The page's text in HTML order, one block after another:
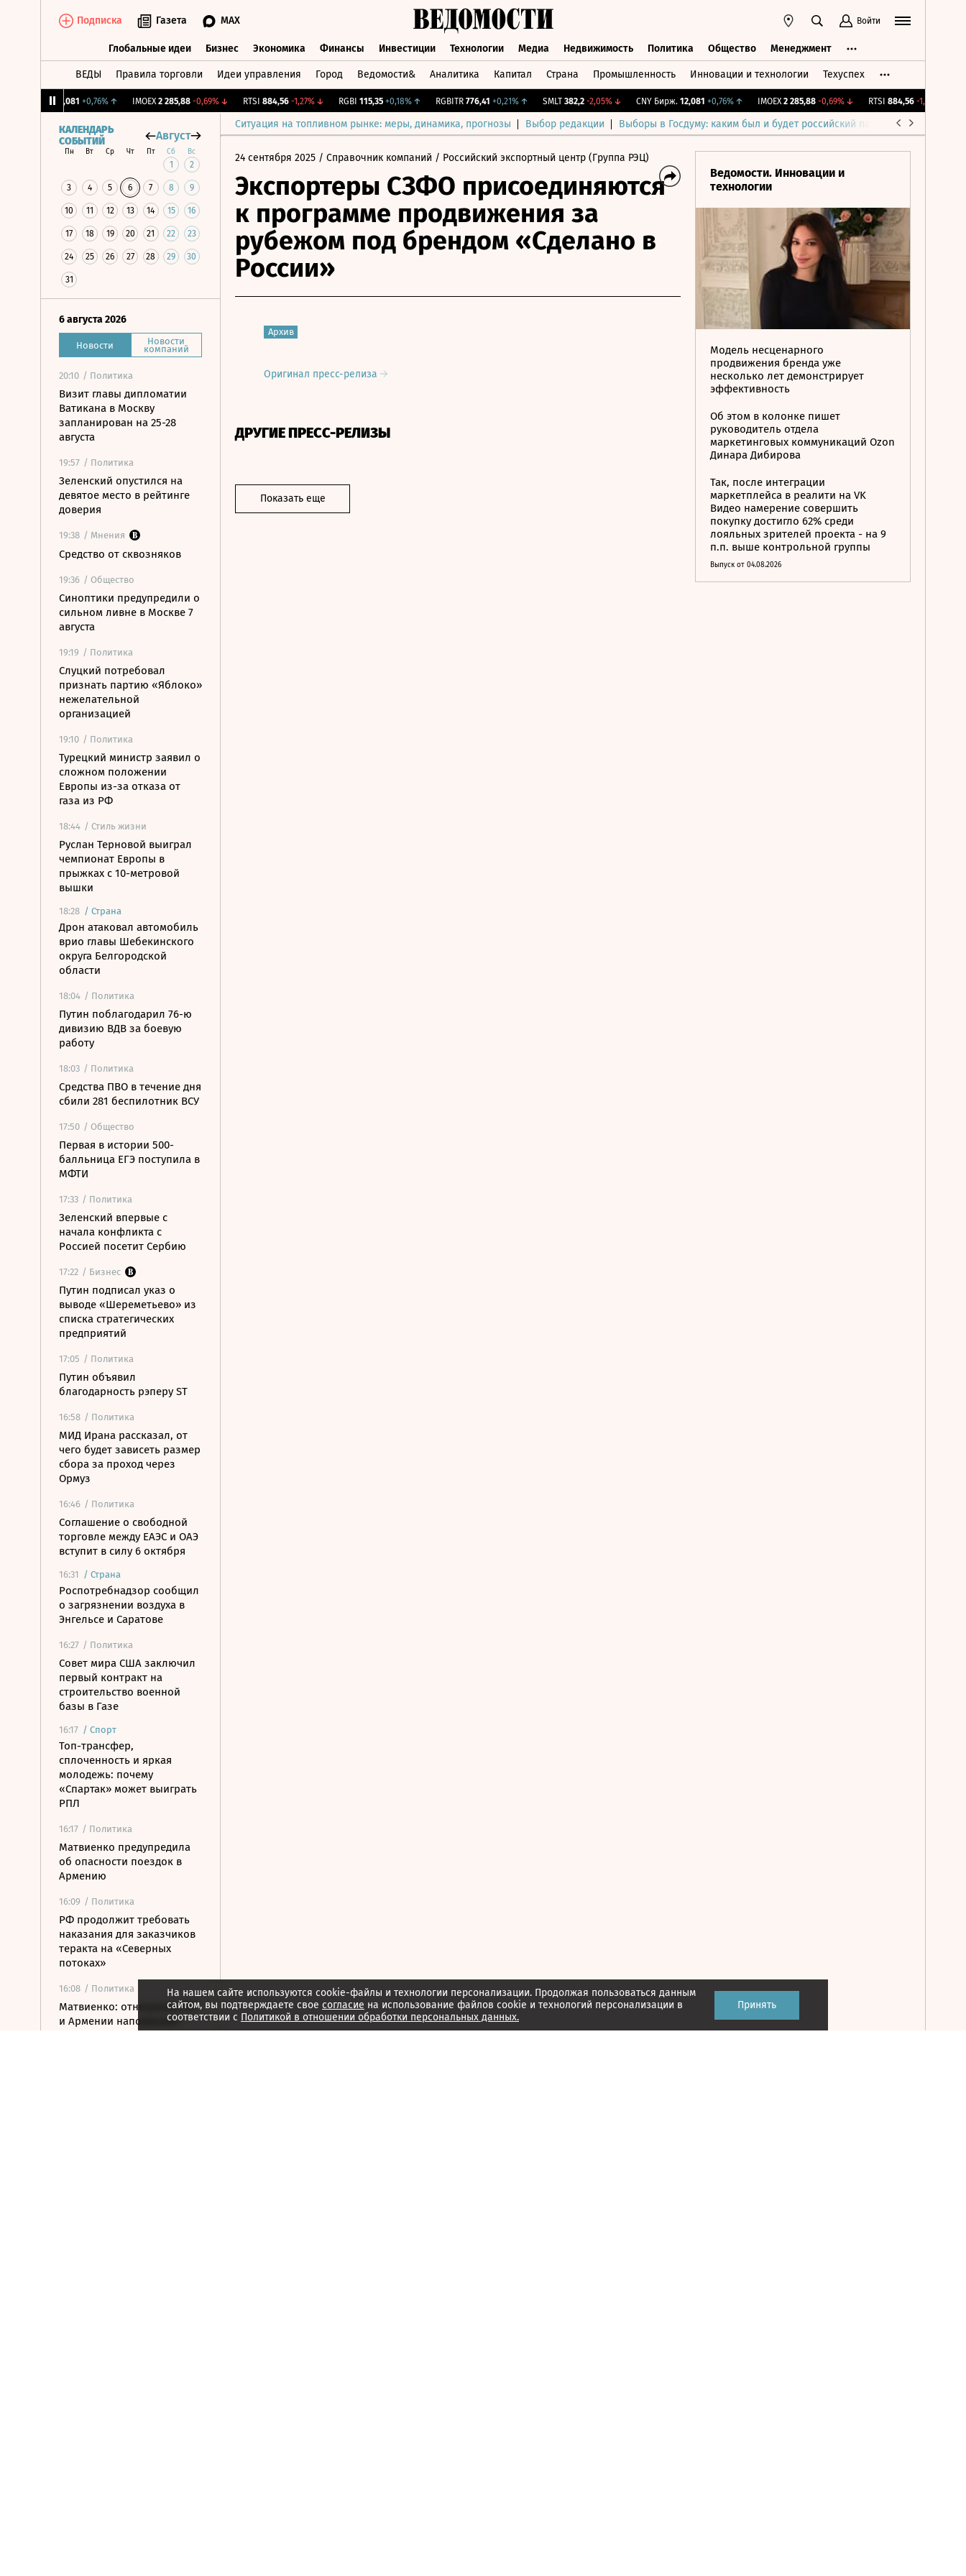
Подписка Газета MAX Войти
Глобальные идеи Бизнес Экономика Финансы Инвестиции Технологии Медиа Недвижимость Политика Общество Менеджмент
ВЕДЫ Правила торговли Идеи управления Город Ведомости& Аналитика Капитал Страна Промышленность Инновации и технологии Техуспех
12,081 +0,76%↑ IMOEX 2 285,88 -0,69%↓ RTSI 884,56 -1,27%↓ RGBI 115,35 +0,18%↑ RGBITR 776,41 +0,21%↑ SMLT 382,2 -2,05%↓ CNY Бирж. 12,081 +0,76%↑ IMOEX 2 285,88 -0,69%↓ RTSI 884,56 -1,27%
Ситуация на топливном рынке: меры, динамика, прогнозы Выбор редакции Выборы в Госдуму: каким был и будет российский парламент
КАЛЕНДАРЬ
СОБЫТИЙ
Август
Пн Вт Ср Чт Пт Сб Вс
1 2
3 4 5 6 7 8 9
10 11 12 13 14 15 16
17 18 19 20 21 22 23
24 25 26 27 28 29 30
31
6 августа 2026
Новости Новости
компаний
20:10 / Политика
Визит главы дипломатии
Ватикана в Москву
запланирован на 25-28
августа
19:57 / Политика
Зеленский опустился на
девятое место в рейтинге
доверия
19:38 / Мнения
Средство от сквозняков
19:36 / Общество
Синоптики предупредили о
сильном ливне в Москве 7
августа
19:19 / Политика
Слуцкий потребовал
признать партию «Яблоко»
нежелательной
организацией
19:10 / Политика
Турецкий министр заявил о
сложном положении
Европы из-за отказа от
газа из РФ
18:44 / Стиль жизни
Руслан Терновой выиграл
чемпионат Европы в
прыжках с 10-метровой
вышки
18:28 / Страна
Дрон атаковал автомобиль
врио главы Шебекинского
округа Белгородской
области
18:04 / Политика
Путин поблагодарил 76-ю
дивизию ВДВ за боевую
работу
18:03 / Политика
Средства ПВО в течение дня
сбили 281 беспилотник ВСУ
17:50 / Общество
Первая в истории 500-
балльница ЕГЭ поступила в
МФТИ
17:33 / Политика
Зеленский впервые с
начала конфликта с
Россией посетит Сербию
17:22 / Бизнес
Путин подписал указ о
выводе «Шереметьево» из
списка стратегических
предприятий
17:05 / Политика
Путин объявил
благодарность рэперу ST
16:58 / Политика
МИД Ирана рассказал, от
чего будет зависеть размер
сбора за проход через
Ормуз
16:46 / Политика
Соглашение о свободной
торговле между ЕАЭС и ОАЭ
вступит в силу 6 октября
16:31 / Страна
Роспотребнадзор сообщил
о загрязнении воздуха в
Энгельсе и Саратове
16:27 / Политика
Совет мира США заключил
первый контракт на
строительство военной
базы в Газе
16:17 / Спорт
Топ-трансфер,
сплоченность и яркая
молодежь: почему
«Спартак» может выиграть
РПЛ
16:17 / Политика
Матвиенко предупредила
об опасности поездок в
Армению
16:09 / Политика
РФ продолжит требовать
наказания для заказчиков
теракта на «Северных
потоках»
16:08 / Политика
Матвиенко: отношения РФ
и Армении напоминают
24 сентября 2025 / Справочник компаний / Российский экспортный центр (Группа РЭЦ)
Экспортеры СЗФО присоединяются
к программе продвижения за
рубежом под брендом «Сделано в
России»
Архив
Оригинал пресс-релиза
ДРУГИЕ ПРЕСС-РЕЛИЗЫ
Показать еще
Ведомости. Инновации и
технологии
Модель несценарного
продвижения бренда уже
несколько лет демонстрирует
эффективность
Об этом в колонке пишет
руководитель отдела
маркетинговых коммуникаций Ozon
Динара Дибирова
Так, после интеграции
маркетплейса в реалити на VK
Видео намерение совершить
покупку достигло 62% среди
лояльных зрителей проекта - на 9
п.п. выше контрольной группы
Выпуск от 04.08.2026
На нашем сайте используются cookie-файлы и технологии персонализации. Продолжая пользоваться данным
сайтом, вы подтверждаете свое согласие на использование файлов cookie и технологий персонализации в
соответствии с Политикой в отношении обработки персональных данных.
Принять